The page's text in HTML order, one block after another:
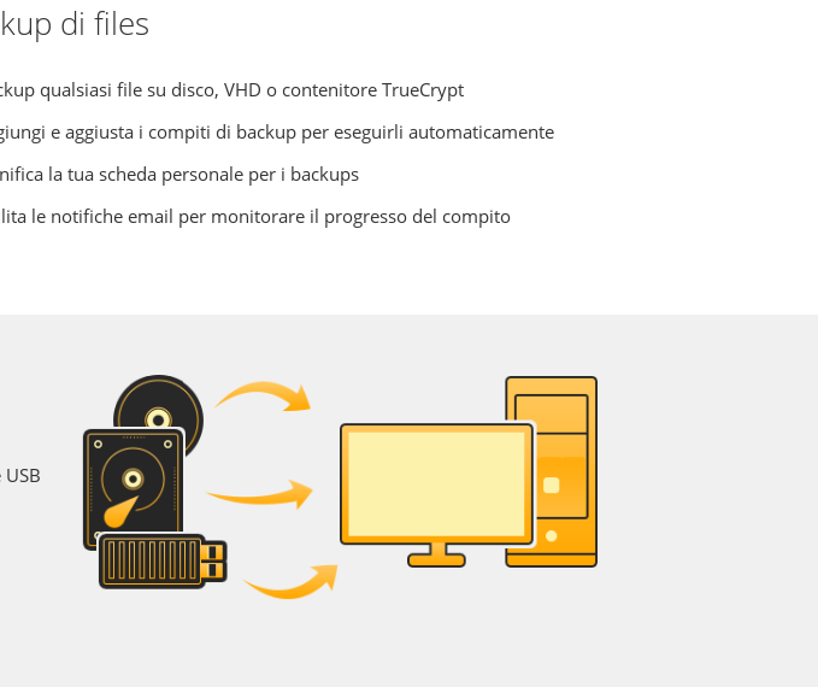
di files
qualsiasi file su disco, VHD o contenitore TrueCrypt
e aggiusta i compiti di backup per eseguirli automaticamente
la tua scheda personale per i backups
le notifiche email per monitorare il progresso del compito